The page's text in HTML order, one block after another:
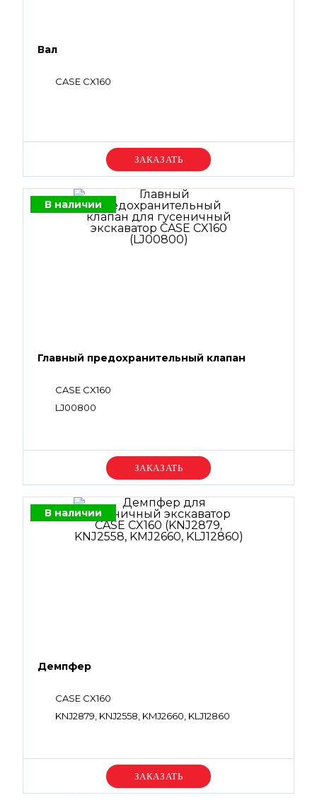
Вал
CASE CX160
Уточняйте цену
В наличии
Главный предохранительный клапан
CASE CX160
LJ00800
Уточняйте цену
В наличии
Демпфер
CASE CX160
KNJ2879, KNJ2558, KMJ2660, KLJ12860
Уточняйте цену